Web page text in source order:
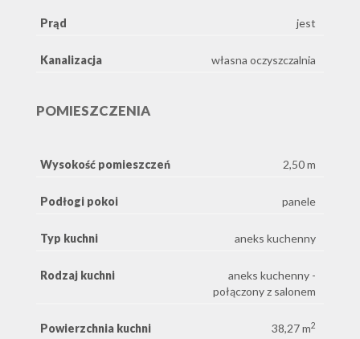
Prąd jest
Kanalizacja własna oczyszczalnia
POMIESZCZENIA
Wysokość pomieszczeń 2,50 m
Podłogi pokoi panele
Typ kuchni aneks kuchenny
Rodzaj kuchni
aneks kuchenny -
połączony z salonem
Powierzchnia kuchni 38,27 m2